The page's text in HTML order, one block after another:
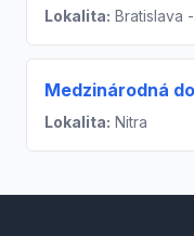
Lokalita: Bratislava
Medzinárodná
Lokalita: Nitra